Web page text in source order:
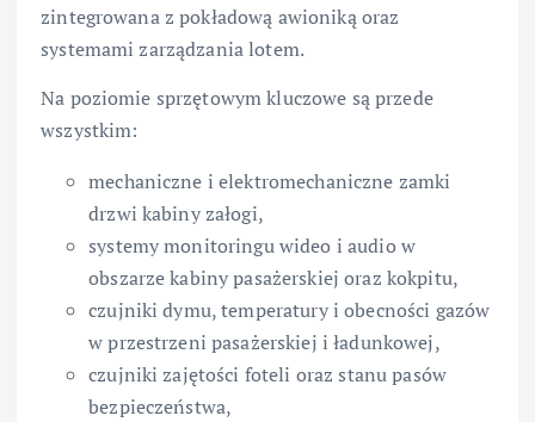
zintegrowana z pokładową awioniką oraz
systemami zarządzania lotem.
Na poziomie sprzętowym kluczowe są przede
wszystkim:
mechaniczne i elektromechaniczne zamki
drzwi kabiny załogi,
systemy monitoringu wideo i audio w
obszarze kabiny pasażerskiej oraz kokpitu,
czujniki dymu, temperatury i obecności gazów
w przestrzeni pasażerskiej i ładunkowej,
czujniki zajętości foteli oraz stanu pasów
bezpieczeństwa,